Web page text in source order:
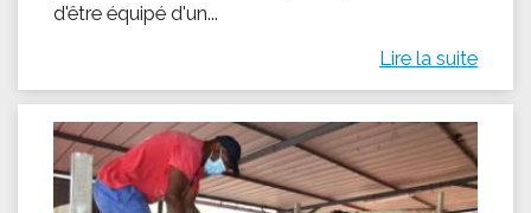
d'être équipé d'un...
Lire la suite